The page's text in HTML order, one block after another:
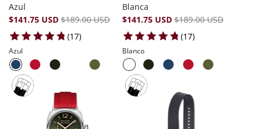
Azul
$141.75 USD $189.00 USD
(17)17 total reviews
Azul
Blanca
$141.75 USD $189.00 USD
(17)17 total reviews
Blanco